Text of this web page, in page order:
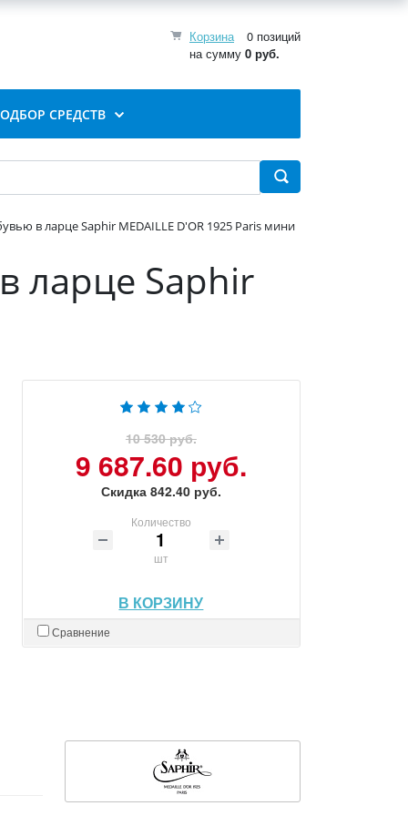
Корзина
0 позиций
на сумму 0 руб.
СРЕДСТВ
в ларце Saphir MEDAILLE D'OR 1925 Paris мини
ларце Saphir
10 530 руб.
9 687.60 руб.
Скидка 842.40 руб.
Количество
шт
В КОРЗИНУ
Сравнение